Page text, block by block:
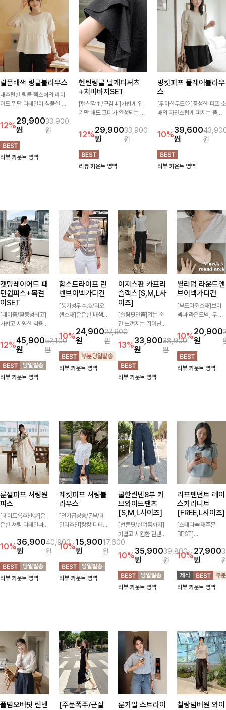
릴픈배색 링클블라우스
내추럴한 링클 텍스처와 레이
어드 밑단 디테일이 심플한 디
볍게 툭 입기만 해도 멋스러운
스타일을 완성해드려요- 여유
로운 핏으로 군살은 자연스럽
게 커버해주고, 편안한 착용감
까지 더해 손이 자주 가는 데일
12%29,900
원
33,900
원
리뷰 카운트 영역
헨틴링클 날개티셔츠
+치마바지SET
[텐션감↑/구김↓]가볍게 입
기만 해도 코디가 완성되는 세
지는 프릴 날개 소매가 우아한
포인트를 더해드립니다💕 잔
잔한 링클 텍스처 소재와 편안
한 허리밴딩으로 하루 종일 산
뜻하고 쾌적하게 즐겨보세요!
12%29,900
원
33,900
원
리뷰 카운트 영역
밍킷퍼프 플레어블라우
스
[우아한무드🤍]풍성한 퍼프 소
매와 자연스럽게 퍼지는 플레
를 완성해주는 블라우스 🤍 체
형을 자연스럽게 커버해주며
걸을 때마다 살랑이는 핏으로
데일리룩부터 데이트룩까지 화
사하게 즐기기 좋은 아이템이
10%39,600
원
원
리뷰 카운트 영역
캣밍레이어드 패
턴원피스+목걸
이SET
[페이즐/활동성최고]
가볍고 시원한 착용감
없이 즐기기 좋은 라
운드 니트 🤍 베이직
한 디자인으로 다양한
하의와 손쉽게 매치되
어 데일리하게 활용하
12%45,900
원
52,100
원
리뷰 카운트 영역
함스트라이프 린
넨브이넥가디건
[통기성우수🧊/리오
셀소재]은은한 배색
캐주얼하면서도 산뜻
한 무드 살려주는 니
트 가디건 💛 브이넥
라인에 슬림하게 떨어
지는 핏 더해져 단독
10%24,900
원
27,600
원
리뷰 카운트 영역
이지스판 카프리
슬랙스[S,M,L사
이즈]
[슬림핏연출]입는 순
간 느껴지는 뛰어난
신축성으로 활동량 많
은 날에도 편안하게
🌿 발목이 드러나는
카프리 기장이 다리
라인을 더욱 길고 산
뜻하게 보여주며, 깔
13%33,900
원
38,900
원
리뷰 카운트 영역
윌리덤 라운드앤
브이넥가디건
[부드러운소재]브이
넥과 라운드넥, 두 가
맞게 선택할 수 있는
활용도 높은 가디건
🤍 부드러운 착용감
과 베이직한 디자인으
로 단독은 물론 가볍
10%20,900
원
리뷰 카운트 영역
룬셀퍼프 셔링원
피스
[데이트룩추천🩷]은
은한 셔링 디테일과
사랑스러운 무드를 완
성해주는 원피스🤍
허리 스모크 밴딩이
슬림한 실루엣을 연출
해주며, 자연스럽게
10%36,900
원
40,900
원
리뷰 카운트 영역
레킷퍼프 셔링블
라우스
[인기급상승/7부/데
일리추천]캉캉 디테일
풍성한 실루엣을 완성
해주는 블라우스 🤍
가볍게 퍼지는 핏으로
체형을 자연스럽게 커
버해주며 여성스럽게
10%15,900
원
17,600
원
리뷰 카운트 영역
쿨한린넨8부 커
브와이드팬츠
[S,M,L사이즈]
[벌룬핏/한여름까지]
가볍고 시원한 린넨
혼방 소재로 한여름까
지 쾌적하게 즐기기
좋은 8부 커브 와이드
팬츠 🤍 자연스럽게
떨어지는 커브핏이 멋
스러운 실루엣을 연출
10%35,900
원
39,800
원
리뷰 카운트 영역
리프펜던트 레이
스카라니트
[FREE,L사이즈]
[스테디👑재주문
BEST]
카라 니트에 펜던트
포인트까지 톡-톡 얼
굴을 밝혀주는 컬러와
함께 해요-
10%27,900
원
리뷰 카운트 영역
플빔오버핏 린넨
[주문폭주/군살
룬카일 스트라이
찰랑넘버원 와이